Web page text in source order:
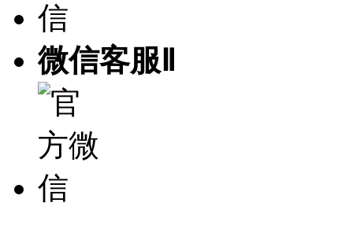
微信客服Ⅱ